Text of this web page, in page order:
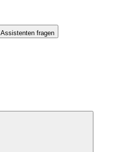
Assistenten fragen